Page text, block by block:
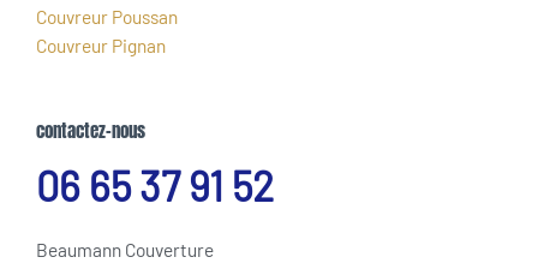
Couvreur Poussan
Couvreur Pignan
contactez-nous
06 65 37 91 52
Beaumann Couverture